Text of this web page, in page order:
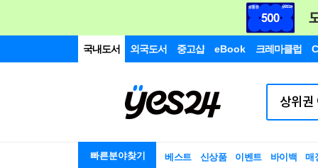
국내도서 외국도서 중고샵 eBook 크레마클럽
빠른분야찾기 베스트 신상품 이벤트 바이백 매